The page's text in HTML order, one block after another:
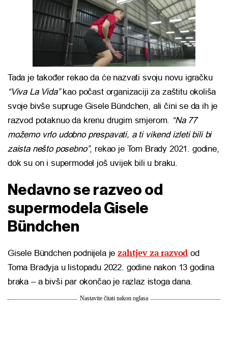
Tada je također rekao da će nazvati svoju novu igračku
“Viva La Vida”kao počast organizaciji za zaštitu okoliša
svoje bivše supruge Gisele Bündchen, ali čini se da ih je
razvod potaknuo da krenu drugim smjerom.
“Na 77
možemo vrlo udobno prespavati, a ti vikend izleti bili bi
zaista nešto posebno”, rekao je Tom Brady 2021. godine,
dok su on i supermodel još uvijek bili u braku.
Nedavno se razveo od
supermodela Gisele
Bündchen
Gisele Bündchen podnijela jezahtjev za razvod od
Toma Bradyja u listopadu 2022. godine nakon 13 godina
braka – a bivši par okončao je razlaz istoga dana.
Nastavite čitati nakon oglasa